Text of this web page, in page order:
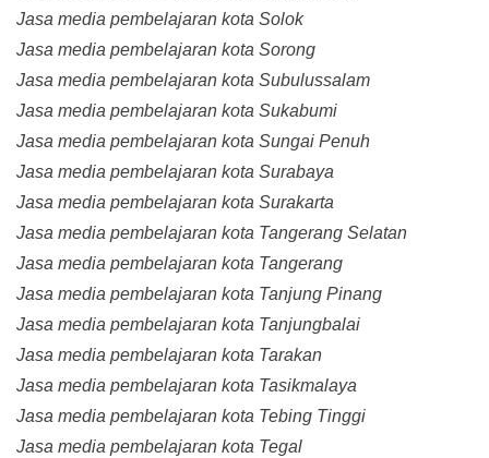
Jasa media pembelajaran kota Solok
Jasa media pembelajaran kota Sorong
Jasa media pembelajaran kota Subulussalam
Jasa media pembelajaran kota Sukabumi
Jasa media pembelajaran kota Sungai Penuh
Jasa media pembelajaran kota Surabaya
Jasa media pembelajaran kota Surakarta
Jasa media pembelajaran kota Tangerang Selatan
Jasa media pembelajaran kota Tangerang
Jasa media pembelajaran kota Tanjung Pinang
Jasa media pembelajaran kota Tanjungbalai
Jasa media pembelajaran kota Tarakan
Jasa media pembelajaran kota Tasikmalaya
Jasa media pembelajaran kota Tebing Tinggi
Jasa media pembelajaran kota Tegal